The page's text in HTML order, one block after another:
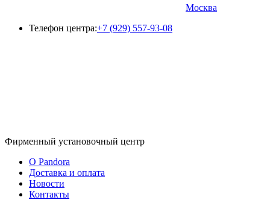
Москва
Телефон центра:+7 (929) 557-93-08
Фирменный установочный центр
O Pandora
Доставка и оплата
Новости
Контакты